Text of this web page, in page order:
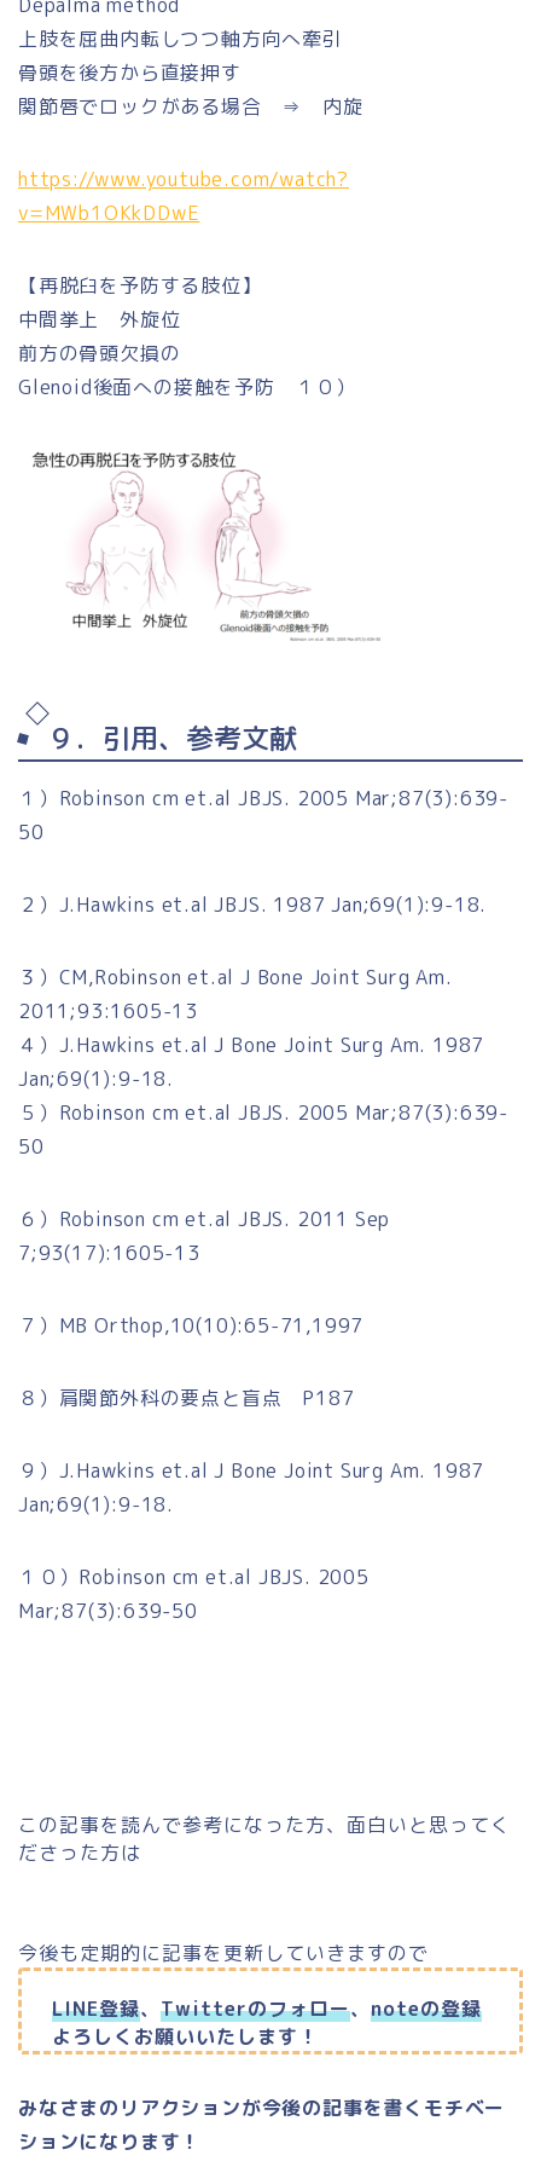
上肢を屈曲内転しつつ軸方向へ牽引
骨頭を後方から直接押す
関節唇でロックがある場合 ⇒ 内旋
https://www.youtube.com/watch?
v=MWb1OKkDDwE
【再脱臼を予防する肢位】
中間挙上 外旋位
前方の骨頭欠損の
Glenoid後面への接触を予防 １０）
９．引用、参考文献
１）Robinson cm et.al JBJS. 2005 Mar;87(3):639-
50
２）J.Hawkins et.al JBJS. 1987 Jan;69(1):9-18.
３）CM,Robinson et.al J Bone Joint Surg Am.
2011;93:1605-13
４）J.Hawkins et.al J Bone Joint Surg Am. 1987
Jan;69(1):9-18.
５）Robinson cm et.al JBJS. 2005 Mar;87(3):639-
50
６）Robinson cm et.al JBJS. 2011 Sep
7;93(17):1605-13
７）MB Orthop,10(10):65-71,1997
８）肩関節外科の要点と盲点 P187
９）J.Hawkins et.al J Bone Joint Surg Am. 1987
Jan;69(1):9-18.
１０）Robinson cm et.al JBJS. 2005
Mar;87(3):639-50
この記事を読んで参考になった方、面白いと思ってく
ださった方は
今後も定期的に記事を更新していきますので
LINE登録、 Twitterのフォロー、 noteの登録
よろしくお願いいたします！
みなさまのリアクションが今後の記事を書くモチベー
ションになります！